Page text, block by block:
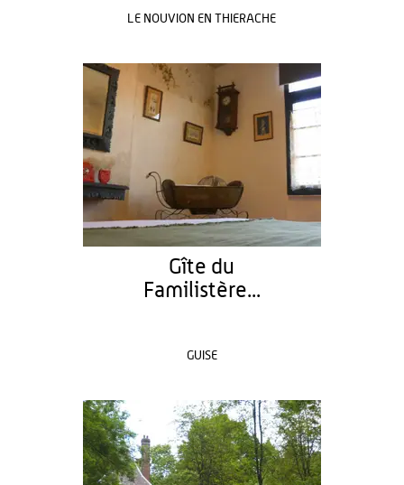
LE NOUVION EN THIERACHE
Gîte du
Familistère...
GUISE